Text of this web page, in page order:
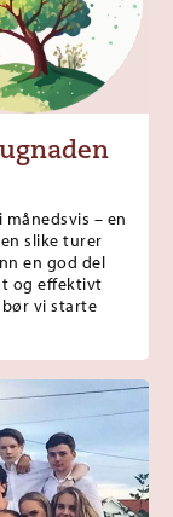
– en
slike turer
en god del
og effektivt
vi starte